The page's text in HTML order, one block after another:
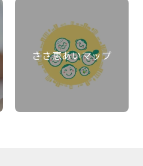
ささ恵あいマップ